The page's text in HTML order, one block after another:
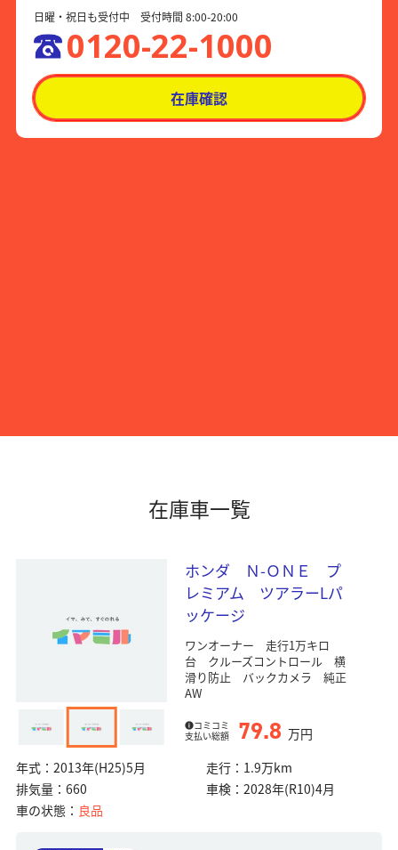
日曜・祝日も受付中 受付時間 8:00-20:00
0120-22-1000
在庫確認
在庫車一覧
ホンダ Ｎ-ＯＮＥ プ
レミアム ツアラーLパ
ッケージ
ワンオーナー 走行1万キロ
台 クルーズコントロール 横
滑り防止 バックカメラ 純正
AW
コミコミ
支払い総額
79.8 万円
年式： 2013年(H25)5月 走行： 1.9万km
排気量： 660 車検：2028年(R10)4月
車の状態： 良品